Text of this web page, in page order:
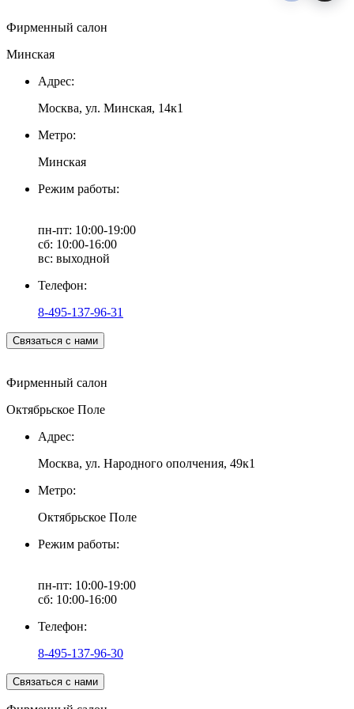
Фирменный салон
Минская
Адрес:
Москва, ул. Минская, 14к1
Метро:
Минская
Режим работы:
пн-пт: 10:00-19:00
сб: 10:00-16:00
вс: выходной
Телефон:
8-495-137-96-31
Связаться с нами
Фирменный салон
Октябрьское Поле
Адрес:
Москва, ул. Народного ополчения, 49к1
Метро:
Октябрьское Поле
Режим работы:
пн-пт: 10:00-19:00
сб: 10:00-16:00
Телефон:
8-495-137-96-30
Связаться с нами